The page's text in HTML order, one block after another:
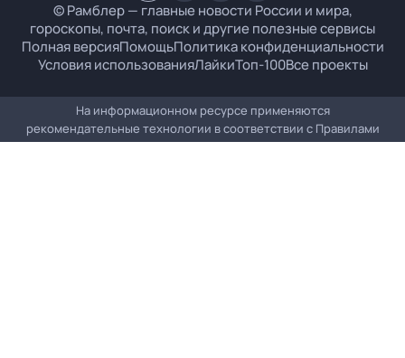
© Рамблер — главные новости России и мира,
гороскопы, почта, поиск и другие полезные сервисы
Полная версияПомощьПолитика конфиденциальности
Условия использованияЛайкиТоп-100Все проекты
На информационном ресурсе применяются
рекомендательные технологии в соответствии с Правилами